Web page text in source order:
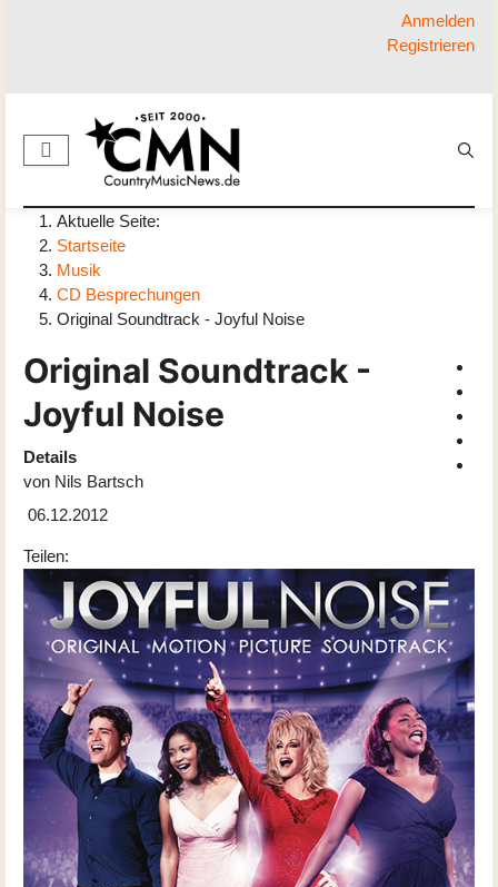
Anmelden
Registrieren
Aktuelle Seite:
Startseite
Musik
CD Besprechungen
Original Soundtrack - Joyful Noise
Original Soundtrack -
Joyful Noise
Details
von Nils Bartsch
06.12.2012
Teilen: